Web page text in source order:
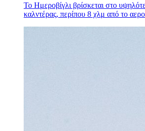
Το Ημεροβίγλι βρίσκεται στο
καλντέρας, περίπου 8 χλμ από το